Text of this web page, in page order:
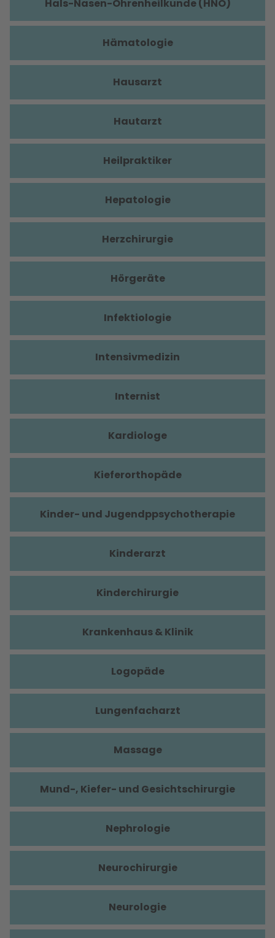
Hals-Nasen-Ohrenheilkunde (HNO)
Hämatologie
Hausarzt
Hautarzt
Heilpraktiker
Hepatologie
Herzchirurgie
Hörgeräte
Infektiologie
Intensivmedizin
Internist
Kardiologe
Kieferorthopäde
Kinder- und Jugendppsychotherapie
Kinderarzt
Kinderchirurgie
Krankenhaus & Klinik
Logopäde
Lungenfacharzt
Massage
Mund-, Kiefer- und Gesichtschirurgie
Nephrologie
Neurochirurgie
Neurologie